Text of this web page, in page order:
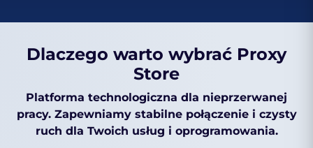
Dlaczego warto wybrać Proxy
Store
Platforma technologiczna dla nieprzerwanej
pracy. Zapewniamy stabilne połączenie i czysty
ruch dla Twoich usług i oprogramowania.